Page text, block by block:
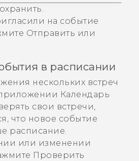
.
на событие
Отправить или
в расписании
нескольких встреч
Календарь
свои встречи,
что новое событие
расписание.
или изменении
Проверить